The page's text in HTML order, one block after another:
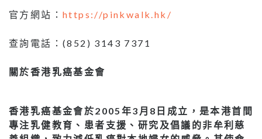
官方網站： https://pinkwalk.hk/
查詢電話：(852) 3143 7371
關於香港乳癌基金會
香港乳癌基金會於2005年3月8日成立，是本港首間
專注乳健教育、患者支援、研究及倡議的非牟利慈